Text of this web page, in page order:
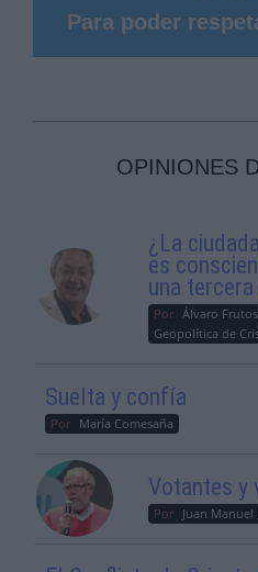
Para poder
OPINIONES
¿La
es
una
Por Álvaro
Geopolítica de
Suelta y confía
Por María Comesaña
Votantes y
Por Juan Manuel